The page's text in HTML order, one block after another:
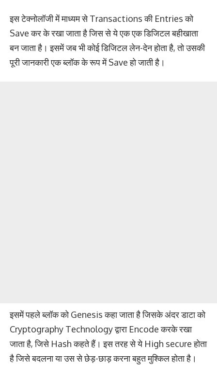
इस टेक्नोलॉजी में माध्यम से Transactions की Entries को
Save कर के रखा जाता है जिस से ये एक एक डिजिटल बहीखाता
बन जाता है। इसमें जब भी कोई डिजिटल लेन-देन होता है, तो उसकी
पूरी जानकारी एक ब्लॉक के रूप में Save हो जाती है।
इसमें पहले ब्लॉक को Genesis कहा जाता है जिसके अंदर डाटा को
Cryptography Technology द्वारा Encode करके रखा
जाता है, जिसे Hash कहते हैं। इस तरह से ये High secure होता
है जिसे बदलना या उस से छेड़-छाड़ करना बहुत मुश्किल होता है।